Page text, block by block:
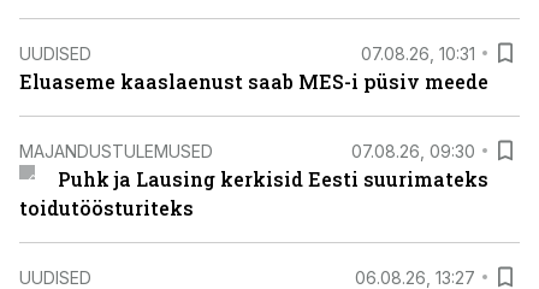
UUDISED 07.08.26, 10:31
Eluaseme kaaslaenust saab MES-i püsiv meede
MAJANDUSTULEMUSED 07.08.26, 09:30
Puhk ja Lausing kerkisid Eesti suurimateks
toidutöösturiteks
UUDISED 06.08.26, 13:27